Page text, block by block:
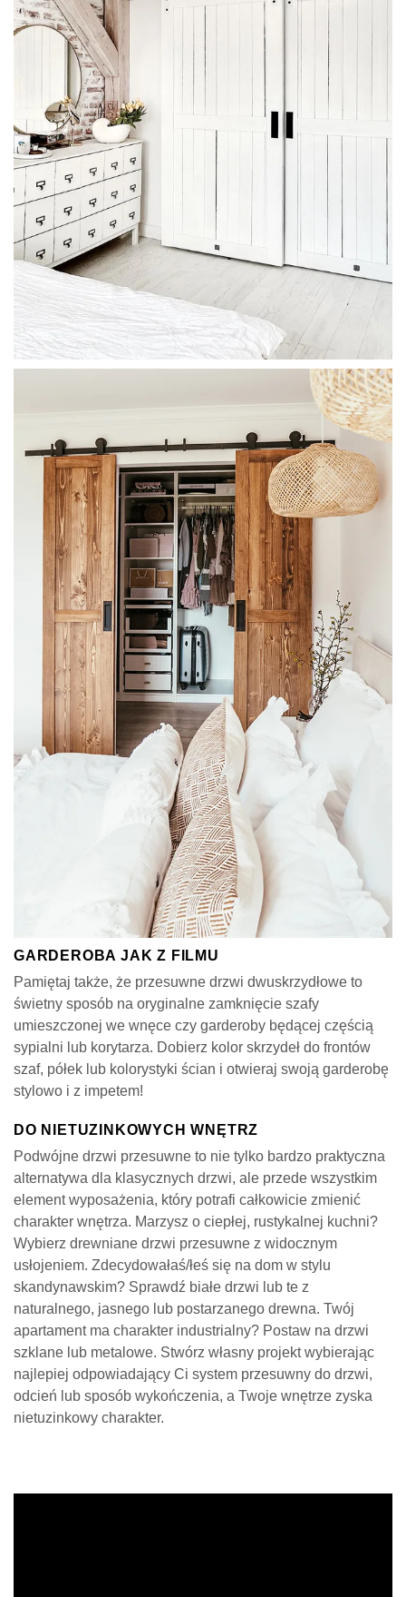
GARDEROBA JAK Z FILMU
świetny sposób na oryginalne zamknięcie szafy
umieszczonej we wnęce czy garderoby będącej częścią
sypialni lub korytarza. Dobierz kolor skrzydeł do frontów
szaf, półek lub kolorystyki ścian i otwieraj swoją garderobę
stylowo i z impetem!
Podwójne drzwi przesuwne to nie tylko bardzo praktyczna
alternatywa dla klasycznych drzwi, ale przede wszystkim
element wyposażenia, który potrafi całkowicie zmienić
charakter wnętrza. Marzysz o ciepłej, rustykalnej kuchni?
Wybierz drewniane drzwi przesuwne z widocznym
usłojeniem. Zdecydowałaś/łeś się na dom w stylu
skandynawskim? Sprawdź białe drzwi lub te z
naturalnego, jasnego lub postarzanego drewna. Twój
apartament ma charakter industrialny? Postaw na drzwi
szklane lub metalowe. Stwórz własny projekt wybierając
najlepiej odpowiadający Ci system przesuwny do drzwi,
odcień lub sposób wykończenia, a Twoje wnętrze zyska
nietuzinkowy charakter.